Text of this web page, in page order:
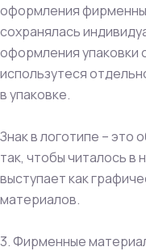
оформления
сохранялась
оформления упаковки
использутеся
в упаковке.
Знак в логотипе – это
так, чтобы читалось в
выступает как
материалов.
3. Фирменные